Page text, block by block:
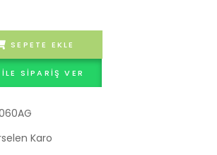
SEPETE EKLE
SIPARIŞ VER
Karo